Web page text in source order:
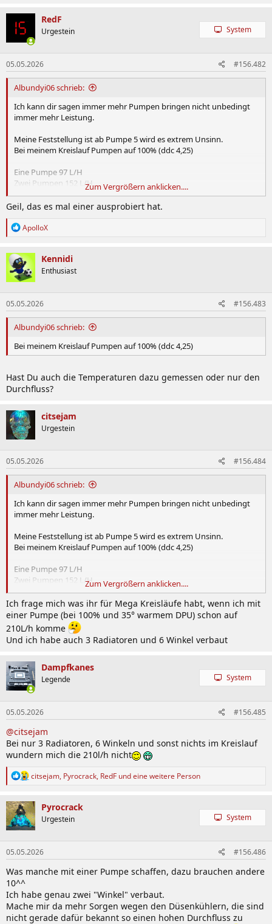
RedF
Urgestein System
05.05.2026 #156.482
Albundyi06 schrieb:
Ich kann dir sagen immer mehr Pumpen bringen nicht unbedingt
immer mehr Leistung.
Meine Feststellung ist ab Pumpe 5 wird es extrem Unsinn.
Bei meinem Kreislauf Pumpen auf 100% (ddc 4,25)
Eine Pumpe 97 L/H
Zwei Pumpen 152 L/H
Drei Pumpen 205 L/H
Vier Pumpen 252 L/H
Seches Pumpen 289 L/H
Zum Vergrößern anklicken....
Geil, das es mal einer ausprobiert hat.
R
k
t
i
o
n
e
n
:
ApolloX
Kennidi
Enthusiast
05.05.2026 #156.483
Albundyi06 schrieb:
Bei meinem Kreislauf Pumpen auf 100% (ddc 4,25)
Hast Du auch die Temperaturen dazu gemessen oder nur den
Durchfluss?
citsejam
Urgestein
05.05.2026 #156.484
Albundyi06 schrieb:
Ich kann dir sagen immer mehr Pumpen bringen nicht unbedingt
immer mehr Leistung.
Meine Feststellung ist ab Pumpe 5 wird es extrem Unsinn.
Bei meinem Kreislauf Pumpen auf 100% (ddc 4,25)
Eine Pumpe 97 L/H
Zwei Pumpen 152 L/H
Drei Pumpen 205 L/H
Vier Pumpen 252 L/H
Fünf Pumpen. 270 L/H
Seches Pumpen 289 L/H
Zum Vergrößern anklicken....
Ich frage mich was ihr für Mega Kreisläufe habt, wenn ich mit
einer Pumpe (bei 100% und 35° warmem DPU) schon auf
210L/h komme
Und ich habe auch 3 Radiatoren und 6 Winkel verbaut
Dampfkanes
Legende System
05.05.2026 #156.485
@citsejam
Bei nur 3 Radiatoren, 6 Winkeln und sonst nichts im Kreislauf
wundern mich die 210l/h nicht
R
k
t
i
o
n
e
n
:
citsejam, Pyrocrack, RedF und eine weitere Person
Pyrocrack
Urgestein System
05.05.2026 #156.486
Was manche mit einer Pumpe schaffen, dazu brauchen andere
10^^
Ich habe genau zwei "Winkel" verbaut.
Mache mir da mehr Sorgen wegen den Düsenkühlern, die sind
nicht gerade dafür bekannt so einen hohen Durchfluss zu